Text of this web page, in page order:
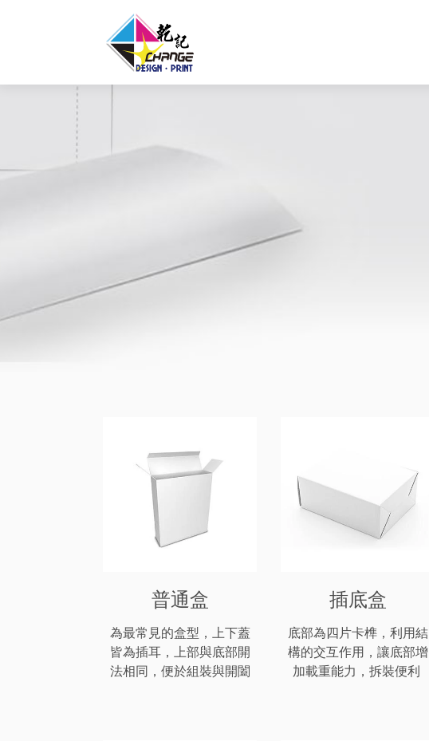
普通盒
為最常見的盒型，上下蓋
皆為插耳，上部與底部開
法相同，便於組裝與開闔
插底盒
底部為四片卡榫，利用結
構的交互作用，讓底部增
加載重能力，拆裝便利